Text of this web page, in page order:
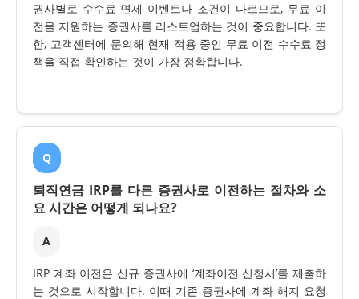
권사별로 수수료 면제 이벤트나 조건이 다르므로, 무료 이
전을 지원하는 증권사를 리스트업하는 것이 중요합니다. 또
한, 고객센터에 문의해 현재 적용 중인 무료 이전 수수료 정
책을 직접 확인하는 것이 가장 정확합니다.
Q
퇴직연금 IRP를 다른 증권사로 이전하는 절차와 소
요 시간은 어떻게 되나요?
A
IRP 계좌 이전은 신규 증권사에 ‘계좌이전 신청서’를 제출하
는 것으로 시작합니다. 이때 기존 증권사에 계좌 해지 요청